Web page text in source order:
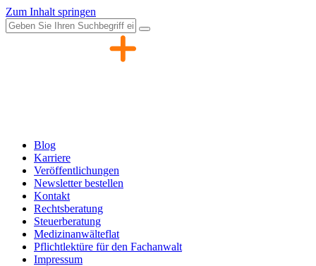
Zum Inhalt springen
Blog
Karriere
Veröffentlichungen
Newsletter bestellen
Kontakt
Rechtsberatung
Steuerberatung
Medizinanwälteflat
Pflichtlektüre für den Fachanwalt
Impressum